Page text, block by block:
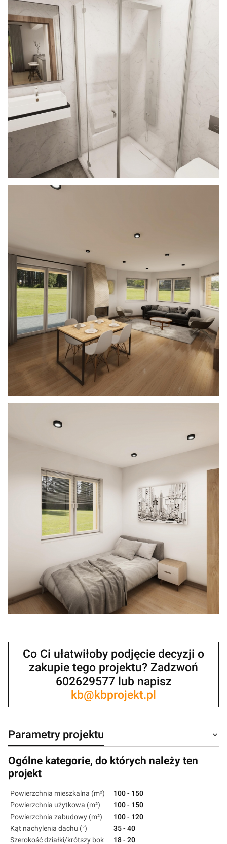
Co Ci ułatwiłoby podjęcie decyzji o
zakupie tego projektu? Zadzwoń
602629577 lub napisz
kb@kbprojekt.pl
Parametry projektu
Ogólne kategorie, do których należy ten
projekt
Powierzchnia mieszkalna (m²)
100 - 150
Powierzchnia użytkowa (m²)
100 - 150
Powierzchnia zabudowy (m²)
100 - 120
Kąt nachylenia dachu (°)
35 - 40
Szerokość działki/krótszy bok
18 - 20